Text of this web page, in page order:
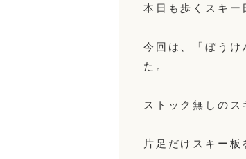
本日も歩くスキー
今回は、「ぼうけ
た。
ストック無しの
片足だけスキー